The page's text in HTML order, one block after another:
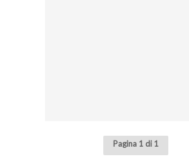
Pagina 1 di 1